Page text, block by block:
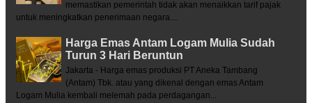
memastikan pemerintah tidak akan menaikkan tarif pajak
untuk meningkatkan penerimaan negara....
Harga Emas Antam Logam Mulia Sudah
Turun 3 Hari Beruntun
Jakarta - Harga emas produksi PT Aneka Tambang
(Antam) Tbk. atau yang dikenal dengan emas Antam
Logam Mulia kembali melemah pada perdagangan...